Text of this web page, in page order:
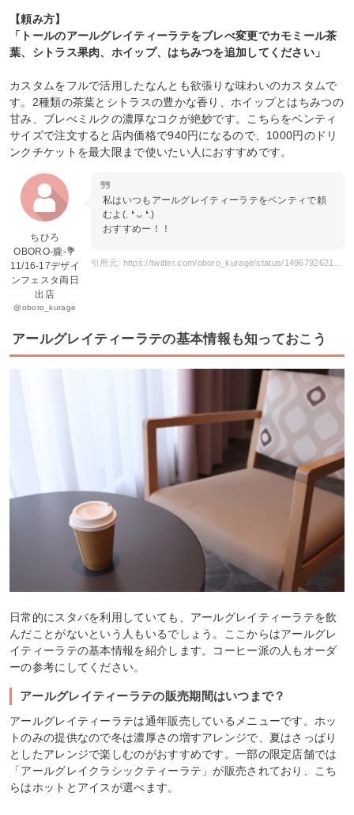
【頼み方】
「トールのアールグレイティーラテをブレべ変更でカモミール茶
葉、シトラス果肉、ホイップ、はちみつを追加してください」
カスタムをフルで活用したなんとも欲張りな味わいのカスタムで
す。2種類の茶葉とシトラスの豊かな香り、ホイップとはちみつの
甘み、ブレべミルクの濃厚なコクが絶妙です。こちらをベンティ
サイズで注文すると店内価格で940円になるので、1000円のドリ
ンクチケットを最大限まで使いたい人におすすめです。
ちひろ
OBORO-朧-💐
11/16-17デザイ
ンフェスタ両日
出店
@oboro_kurage
私はいつもアールグレイティーラテをベンティで頼
むよ(. ❛ ᴗ ❛.)
おすすめー！！
アールグレイティーラテの基本情報も知っておこう
日常的にスタバを利用していても、アールグレイティーラテを飲
んだことがないという人もいるでしょう。ここからはアールグレ
イティーラテの基本情報を紹介します。コーヒー派の人もオーダ
ーの参考にしてください。
アールグレイティーラテの販売期間はいつまで？
アールグレイティーラテは通年販売しているメニューです。ホッ
トのみの提供なので冬は濃厚さの増すアレンジで、夏はさっぱり
としたアレンジで楽しむのがおすすめです。一部の限定店舗では
「アールグレイクラシックティーラテ」が販売されており、こち
らはホットとアイスが選べます。